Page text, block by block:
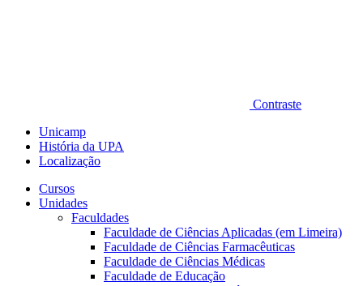
Contraste
Unicamp
História da UPA
Localização
Cursos
Unidades
Faculdades
Faculdade de Ciências Aplicadas (em Limeira)
Faculdade de Ciências Farmacêuticas
Faculdade de Ciências Médicas
Faculdade de Educação